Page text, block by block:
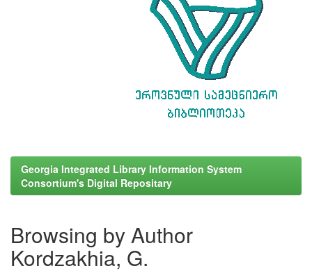
Georgia Integrated Library Information System
Consortium's Digital Repositary
Browsing by Author
Kordzakhia, G.